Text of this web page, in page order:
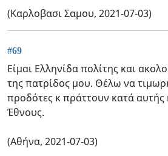
(Καρλοβασι Σαμου, 2021-07-03)
#69
Είμαι Ελληνίδα πολίτης και
της πατρίδος μου. Θέλω να
προδότες κ πράττουν κατά αυτής
Έθνους.
(Αθήνα, 2021-07-03)